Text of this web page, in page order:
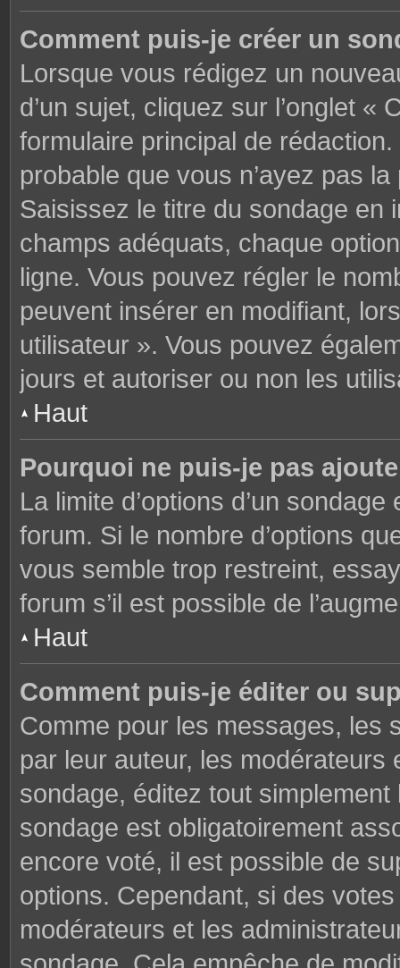
Comment puis-je créer un
Lorsque vous rédigez un
d’un sujet, cliquez sur l’onglet
formulaire principal de
probable que vous n’ayez pas
Saisissez le titre du sondage en
champs adéquats, chaque
ligne. Vous pouvez régler le
peuvent insérer en modifiant,
utilisateur ». Vous pouvez
jours et autoriser ou non les
Haut
Pourquoi ne puis-je pas
La limite d’options d’un
forum. Si le nombre d’options
vous semble trop restreint,
forum s’il est possible de
Haut
Comment puis-je éditer ou
Comme pour les messages, les
par leur auteur, les
sondage, éditez tout
sondage est obligatoirement
encore voté, il est possible de
options. Cependant, si des
modérateurs et les